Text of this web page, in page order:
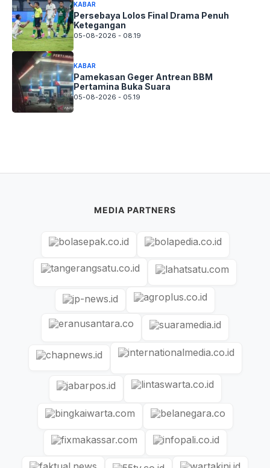
KABAR
Persebaya Lolos Final Drama Penuh
Ketegangan
05-08-2026 - 08.19
KABAR
Pamekasan Geger Antrean BBM
Pertamina Buka Suara
05-08-2026 - 05.19
MEDIA PARTNERS